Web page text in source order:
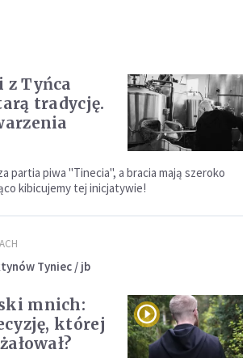
Tyńca
tradycję.
partia piwa "Tinecia", a bracia mają szeroko
kibicujemy tej inicjatywie!
Tyniec / jb
mnich:
której